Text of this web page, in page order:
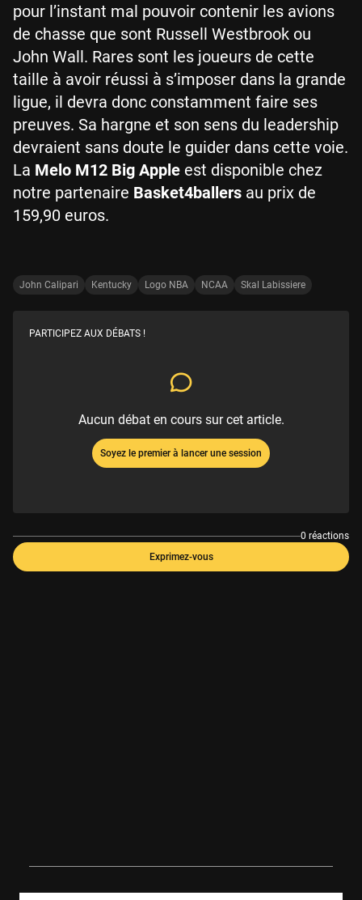
pour l’instant mal pouvoir contenir les avions
de chasse que sont Russell Westbrook ou
John Wall. Rares sont les joueurs de cette
taille à avoir réussi à s’imposer dans la grande
ligue, il devra donc constamment faire ses
preuves. Sa hargne et son sens du leadership
devraient sans doute le guider dans cette voie.
La Melo M12 Big Apple est disponible chez
notre partenaire Basket4ballers au prix de
159,90 euros.
John Calipari Kentucky Logo NBA NCAA Skal Labissiere
PARTICIPEZ AUX DÉBATS !
Aucun débat en cours sur cet article.
Soyez le premier à lancer une session
0 réactions
Exprimez-vous